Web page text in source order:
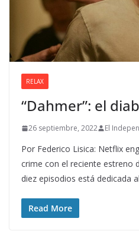
RELAX
“Dahmer”: el
26 septiembre, 2022 El
Por Federico Lisica: Netflix
crime con el reciente estreno
diez episodios está dedicada
Read More